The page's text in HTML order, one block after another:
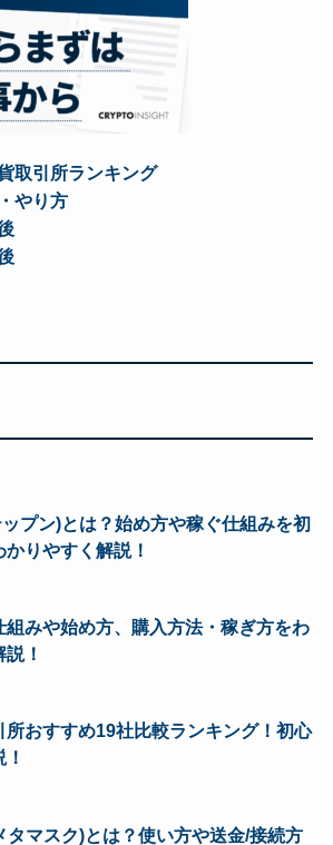
取引所ランキング
やり方
プン)とは？始め方や稼ぐ仕組みを初
りやすく解説！
組みや始め方、購入方法・稼ぎ方をわ
！
所おすすめ19社比較ランキング！初心
タマスク)とは？使い方や送金/接続方